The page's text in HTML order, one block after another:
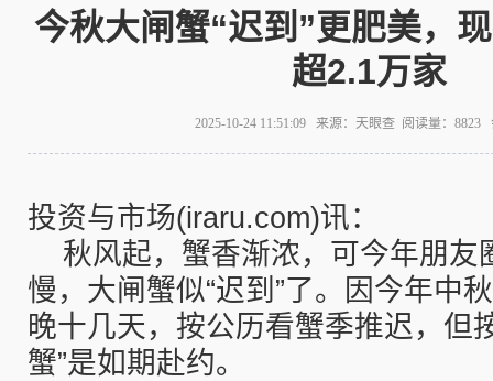
今秋大闸蟹“迟到”更肥美，
超2.1万家
2025-10-24 11:51:09 来源：天眼查 阅读量：8823
投资与市场(iraru.com)讯：
秋风起，蟹香渐浓，可今年朋友
慢，大闸蟹似“迟到”了。因今年中
晚十几天，按公历看蟹季推迟，但
蟹”是如期赴约。